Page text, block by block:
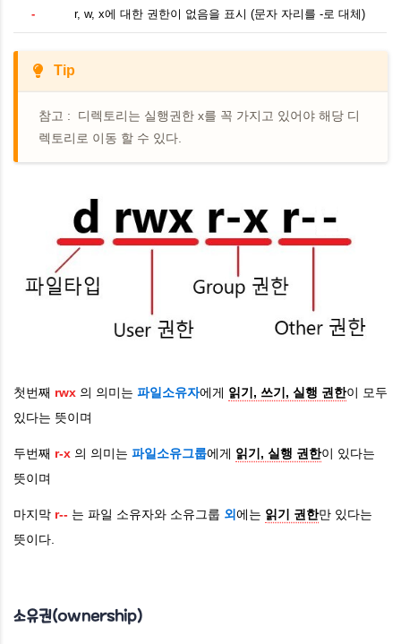
- r, w, x에 대한 권한이 없음을 표시 (문자 자리를 -로 대체)
Tip
참고 : 디렉토리는 실행권한 x를 꼭 가지고 있어야 해당 디
렉토리로 이동 할 수 있다.
첫번째 rwx 의 의미는 파일소유자에게 읽기, 쓰기, 실행 권한이 모두
있다는 뜻이며
두번째 r-x 의 의미는 파일소유그룹에게 읽기, 실행 권한이 있다는
뜻이며
마지막 r-- 는 파일 소유자와 소유그룹 외에는 읽기 권한만 있다는
뜻이다.
소유권(ownership)